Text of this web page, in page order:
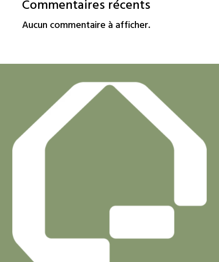
Commentaires récents
Aucun commentaire à afficher.